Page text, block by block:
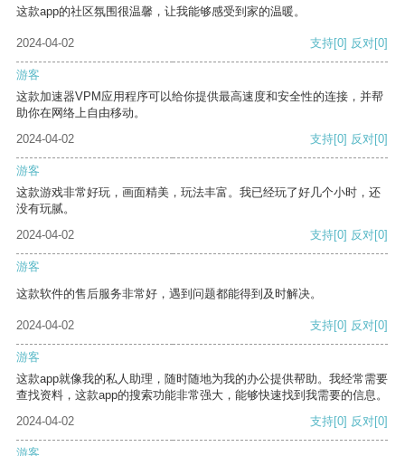
这款app的社区氛围很温馨，让我能够感受到家的温暖。
2024-04-02 支持[0] 反对[0]
游客
这款加速器VPM应用程序可以给你提供最高速度和安全性的连接，并帮
助你在网络上自由移动。
2024-04-02
支持[0] 反对[0]
游客
这款游戏非常好玩，画面精美，玩法丰富。我已经玩了好几个小时，还
没有玩腻。
2024-04-02
支持[0] 反对[0]
游客
这款软件的售后服务非常好，遇到问题都能得到及时解决。
2024-04-02 支持[0] 反对[0]
游客
这款app就像我的私人助理，随时随地为我的办公提供帮助。我经常需要
查找资料，这款app的搜索功能非常强大，能够快速找到我需要的信息。
2024-04-02
支持[0] 反对[0]
游客